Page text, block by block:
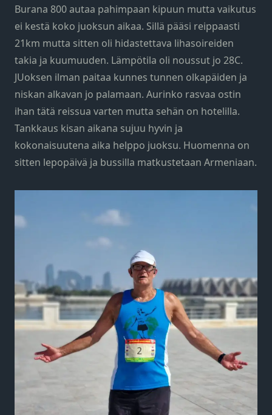
Burana 800 autaa pahimpaan kipuun mutta vaikutus
ei kestä koko juoksun aikaa. Sillä pääsi reippaasti
21km mutta sitten oli hidastettava lihasoireiden
takia ja kuumuuden. Lämpötila oli noussut jo 28C.
JUoksen ilman paitaa kunnes tunnen olkapäiden ja
niskan alkavan jo palamaan. Aurinko rasvaa ostin
ihan tätä reissua varten mutta sehän on hotelilla.
Tankkaus kisan aikana sujuu hyvin ja
kokonaisuutena aika helppo juoksu. Huomenna on
sitten lepopäivä ja bussilla matkustetaan Armeniaan.